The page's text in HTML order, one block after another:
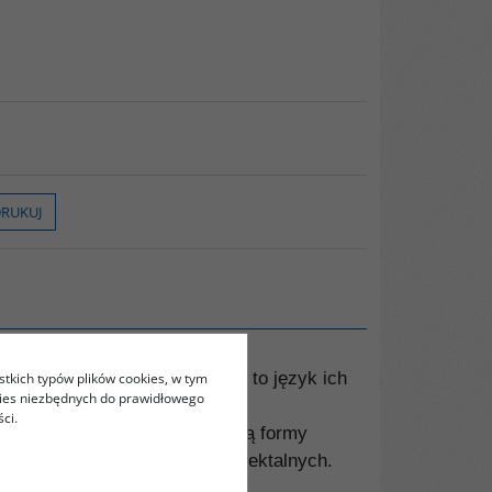
na co dzień, ponieważ jest to język ich
się dialektami, które nie mają formy
najważniejszych form dialektalnych.
typów plików cookies, w tym
niezbędnych do prawidłowego